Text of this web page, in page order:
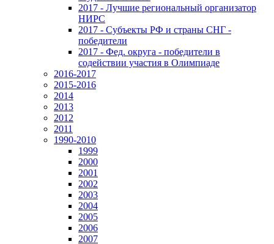
2017 - Лучшие региональный организатор
НИРС
2017 - Субъекты РФ и страны СНГ -
победители
2017 - Фед. округа - победители в
содействии участия в Олимпиаде
2016-2017
2015-2016
2014
2013
2012
2011
1990-2010
1999
2000
2001
2002
2003
2004
2005
2006
2007